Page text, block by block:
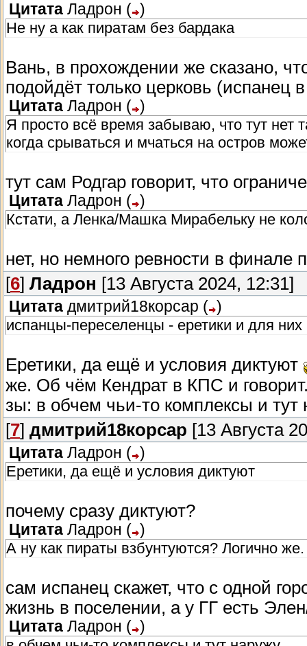
Цитата Ладрон ( )
Не ну а как пиратам без бардака
Вань, в прохождении же сказано,
подойдёт только церковь (испанец
Цитата Ладрон ( )
Я просто всё время забываю, что тут нет
когда срываться и мчаться на остров
тут сам Родгар говорит, что
Цитата Ладрон ( )
Кстати, а Ленка/Машка Мирабельку не
нет, но немного ревности в финале
[6] Ладрон [13 Августа 2024, 12:31]
Цитата дмитрий18корсар ( )
испанцы-переселенцы - еретики и для них
Еретики, да ещё и условия диктуют
же. Об чём Кендрат в КПС и
зы: в обчем чьи-то комплексы и тут
[7] дмитрий18корсар [13 Августа
Цитата Ладрон ( )
Еретики, да ещё и условия диктуют
почему сразу диктуют?
Цитата Ладрон ( )
А ну как пираты взбунтуются? Логично
сам испанец скажет, что с одной
жизнь в поселении, а у ГГ есть
Цитата Ладрон ( )